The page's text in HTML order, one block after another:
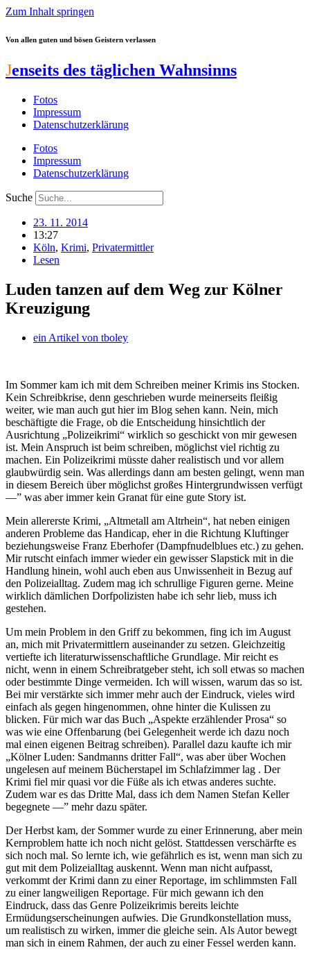
Zum Inhalt springen
Von allen guten und bösen Geistern verlassen
Jenseits des täglichen Wahnsinns
Fotos
Impressum
Datenschutzerklärung
Fotos
Impressum
Datenschutzerklärung
Suche
23. 11. 2014
13:27
Köln, Krimi, Privatermittler
Lesen
Luden tanzen auf dem Weg zur Kölner
Kreuzigung
ein Artikel von tboley
Im Sommer kam ich mit dem Schreiben meiner Krimis ins Stocken.
Kein Schreibkrise, denn geschrieben wurde meinerseits fleißig
weiter, wie man auch gut hier im Blog sehen kann. Nein, mich
beschäftigte die Frage, ob die Entscheidung hinsichtlich der
Ausrichtung „Polizeikrimi“ wirklich so geschickt von mir gewesen
ist. Mein Anspruch ist beim schreiben, möglichst viel richtig zu
machen. Ein Polizeikrimi müsste daher realistisch und vor allem
glaubwürdig sein. Was allerdings dann am besten gelingt, wenn man
in diesem Bereich über möglichst großes Hintergrundwissen verfügt
—” was aber immer kein Granat für eine gute Story ist.
Mein allererste Krimi, „Altmetall am Altrhein“, hat neben einigen
anderen Probleme das Handicap, eher in die Richtung Kluftinger
beziehungsweise Franz Eberhofer (Dampfnudelblues etc.) zu gehen.
Mir rutscht einfach immer wieder ein gewisser Slapstick mit in die
Handlung hinein, wohl auch eben aus Unwissenheit in Bezug auf
den Polizeialltag. Zudem mag ich schrullige Figuren gerne. Meine
wirklich dämlichen Dorfpolizisten habe ich sehr lieb, muss ich
gestehen.
Um mein Problem in den Griff zu bekommen, fing ich im August
an, mich mit Privatermittlern auseinander zu setzen. Gleichzeitig
vertiefte ich literaturwissenschaftliche Grundlage. Mir reicht es
nicht, wenn in einem Schreibratgeber steht, ich soll etwas so machen
oder bestimmte Dinge vermeiden. Ich will wissen, warum das so ist.
Bei mir verstärkte sich immer mehr auch der Eindruck, vieles wird
einfach als gegen hingenommen, ohne hinter die Kulissen zu
blicken. Für mich war das Buch „Aspekte erzählender Prosa“ so
was wie eine Offenbarung (bei Gelegenheit werde ich dazu noch
mal einen eigenen Beitrag schreiben). Parallel dazu kaufte ich mir
„Kölner Luden: Sandmanns dritter Fall“, was aber über Wochen
ungelesen auf meinem Bücherstapel im Schlafzimmer lag . Der
Krimi fiel mir quasi vor die Füße als ich etwas anderes suchte.
Zudem war es das Dritte Mal, dass ich dem Namen Stefan Keller
begegnete —” mehr dazu später.
Der Herbst kam, der Sommer wurde zu einer Erinnerung, aber mein
Kernproblem hatte ich noch nicht gelöst. Stattdessen verschärfte es
sich noch mal. So lernte ich, wie gefährlich es ist, wenn man sich zu
gut mit dem Polizeialltag auskennt. Wenn man nicht aufpasst,
verkommt der Krimi dann zu einer Reportage, im schlimmsten Fall
zu einer langweiligen Reportage. Für mich gewann ich den
Eindruck, dass das Genre Polizeikrimis bereits leichte
Ermüdungserscheinungen aufwies. Die Grundkonstellation muss,
um realistisch zu wirken, immer die gleiche sein. Als Autor bewegt
man sich in einem Rahmen, der auch zu einer Fessel werden kann.